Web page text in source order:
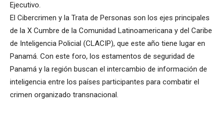
Ejecutivo.
El Cibercrimen y la Trata de Personas son los ejes principales
de la X Cumbre de la Comunidad Latinoamericana y del Caribe
de Inteligencia Policial (CLACIP), que este año tiene lugar en
Panamá. Con este foro, los estamentos de seguridad de
Panamá y la región buscan el intercambio de información de
inteligencia entre los países participantes para combatir el
crimen organizado transnacional.